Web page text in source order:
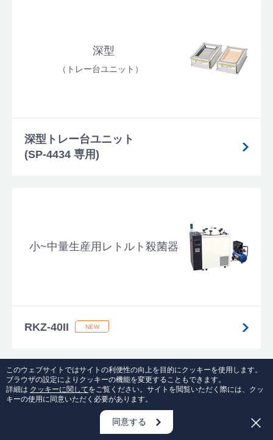
深型
（トレー台ユニット）
深型トレー台ユニット
(SP-4434 専用)
小~中量生産用レトルト殺菌器
RKZ-40II
自動整形機
\ 1分で入力完了 /
資料請求・お問い合わせはこちら
このウェブサイトではサイトの利便性の向上を目的にクッキーを使用します。
ブラウザの設定によりクッキーの機能を変更することもできます。
詳細は クッキーに関してをご覧ください。サイトを閲覧いただく際には、クッ
キーの使用に同意いただく必要があります。
同意する